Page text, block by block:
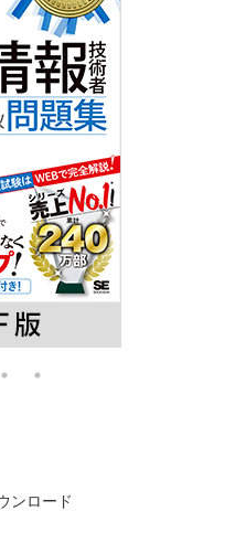
ンロード